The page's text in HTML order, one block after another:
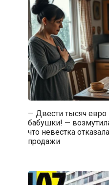
— Двести тысяч евро
бабушки! —
что невестка
продажи